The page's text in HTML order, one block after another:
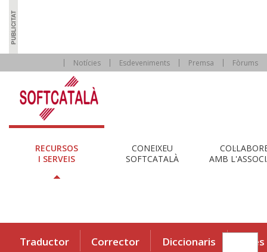
Notícies Esdeveniments Premsa Fòrums
RECURSOS
I SERVEIS
CONEIXEU
SOFTCATALÀ
AMB
Traductor Corrector Diccionaris Eines